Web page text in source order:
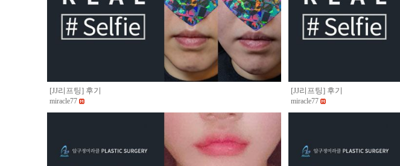
[JJ리프팅] 후기
miracle77
[JJ리프팅] 후기
miracle77